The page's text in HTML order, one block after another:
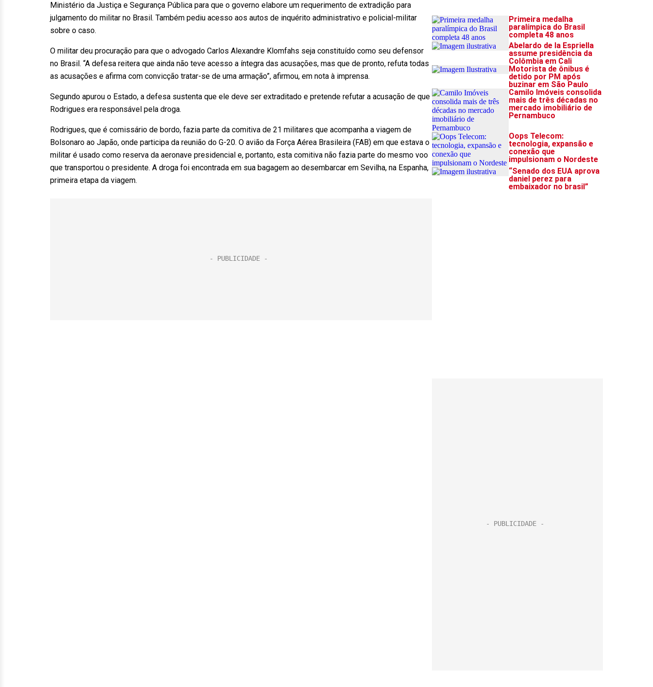
Ministério da Justiça e Segurança Pública para que o governo elabore um requerimento de extradição para
julgamento do militar no Brasil. Também pediu acesso aos autos de inquérito administrativo e policial-militar
sobre o caso.
O militar deu procuração para que o advogado Carlos Alexandre Klomfahs seja constituído como seu defensor
no Brasil. “A defesa reitera que ainda não teve acesso a íntegra das acusações, mas que de pronto, refuta todas
as acusações e afirma com convicção tratar-se de uma armação”, afirmou, em nota à imprensa.
Segundo apurou o Estado, a defesa sustenta que ele deve ser extraditado e pretende refutar a acusação de que
Rodrigues era responsável pela droga.
Rodrigues, que é comissário de bordo, fazia parte da comitiva de 21 militares que acompanha a viagem de
Bolsonaro ao Japão, onde participa da reunião do G-20. O avião da Força Aérea Brasileira (FAB) em que estava o
militar é usado como reserva da aeronave presidencial e, portanto, esta comitiva não fazia parte do mesmo voo
que transportou o presidente. A droga foi encontrada em sua bagagem ao desembarcar em Sevilha, na Espanha,
primeira etapa da viagem.